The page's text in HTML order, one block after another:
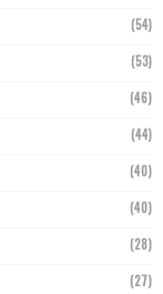
(54)
(53)
(46)
(44)
(40)
(40)
(28)
(27)